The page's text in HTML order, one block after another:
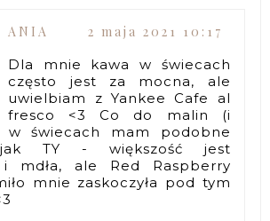
ANIA
2 maja 2021 10:17
Dla mnie kawa w świecach
często jest za mocna, ale
uwielbiam z Yankee Cafe al
fresco <3 Co do malin (i
w świecach mam podobne
jak TY - większość jest
i mdła, ale Red Raspberry
mnie zaskoczyła pod tym